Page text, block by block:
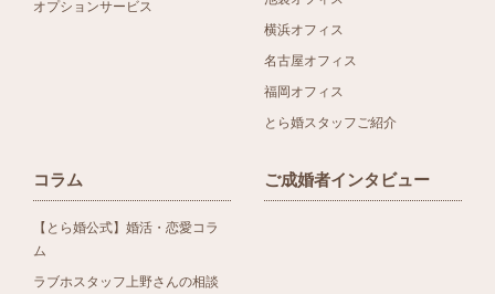
オプションサービス
横浜オフィス
名古屋オフィス
福岡オフィス
とら婚スタッフご紹介
コラム
【とら婚公式】婚活・恋愛コラ
ム
ラブホスタッフ上野さんの相談
ご成婚者インタビュー